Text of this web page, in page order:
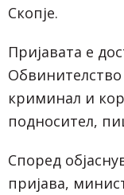
Скопје.
Пријавата е
криминал и
подносител,
Според
пријава,